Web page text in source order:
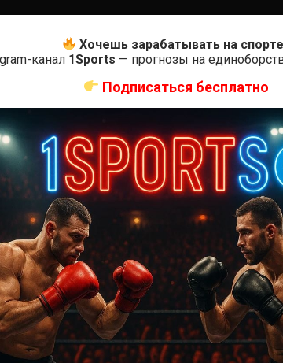
— Юн Сун Парк
назад
ММА БОИ БЕЗ ПРАВИЛ
Крис Дункан —
6 месяцев тому назад
Решит Сабитов
Хочешь зарабатывать на
канал 1Sports — прогнозы на
Подписаться бесплатно